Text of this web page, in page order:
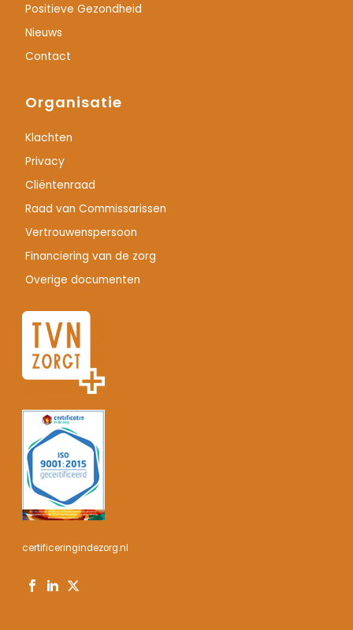
Positieve Gezondheid
Nieuws
Contact
Organisatie
Klachten
Privacy
Cliëntenraad
Raad van Commissarissen
Vertrouwenspersoon
Financiering van de zorg
Overige documenten
certificeringindezorg.nl